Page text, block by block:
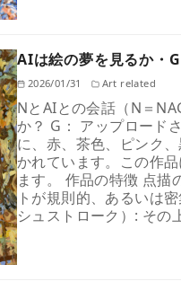
AIは絵の夢を見るか・
2026/01/31 Art related
NとAIとの会話（N＝
か？ G： アップロード
に、赤、茶色、ピンク
かれています。この作
ます。 作品の特徴 点描
トが規則的、あるいは
シュストローク）: その